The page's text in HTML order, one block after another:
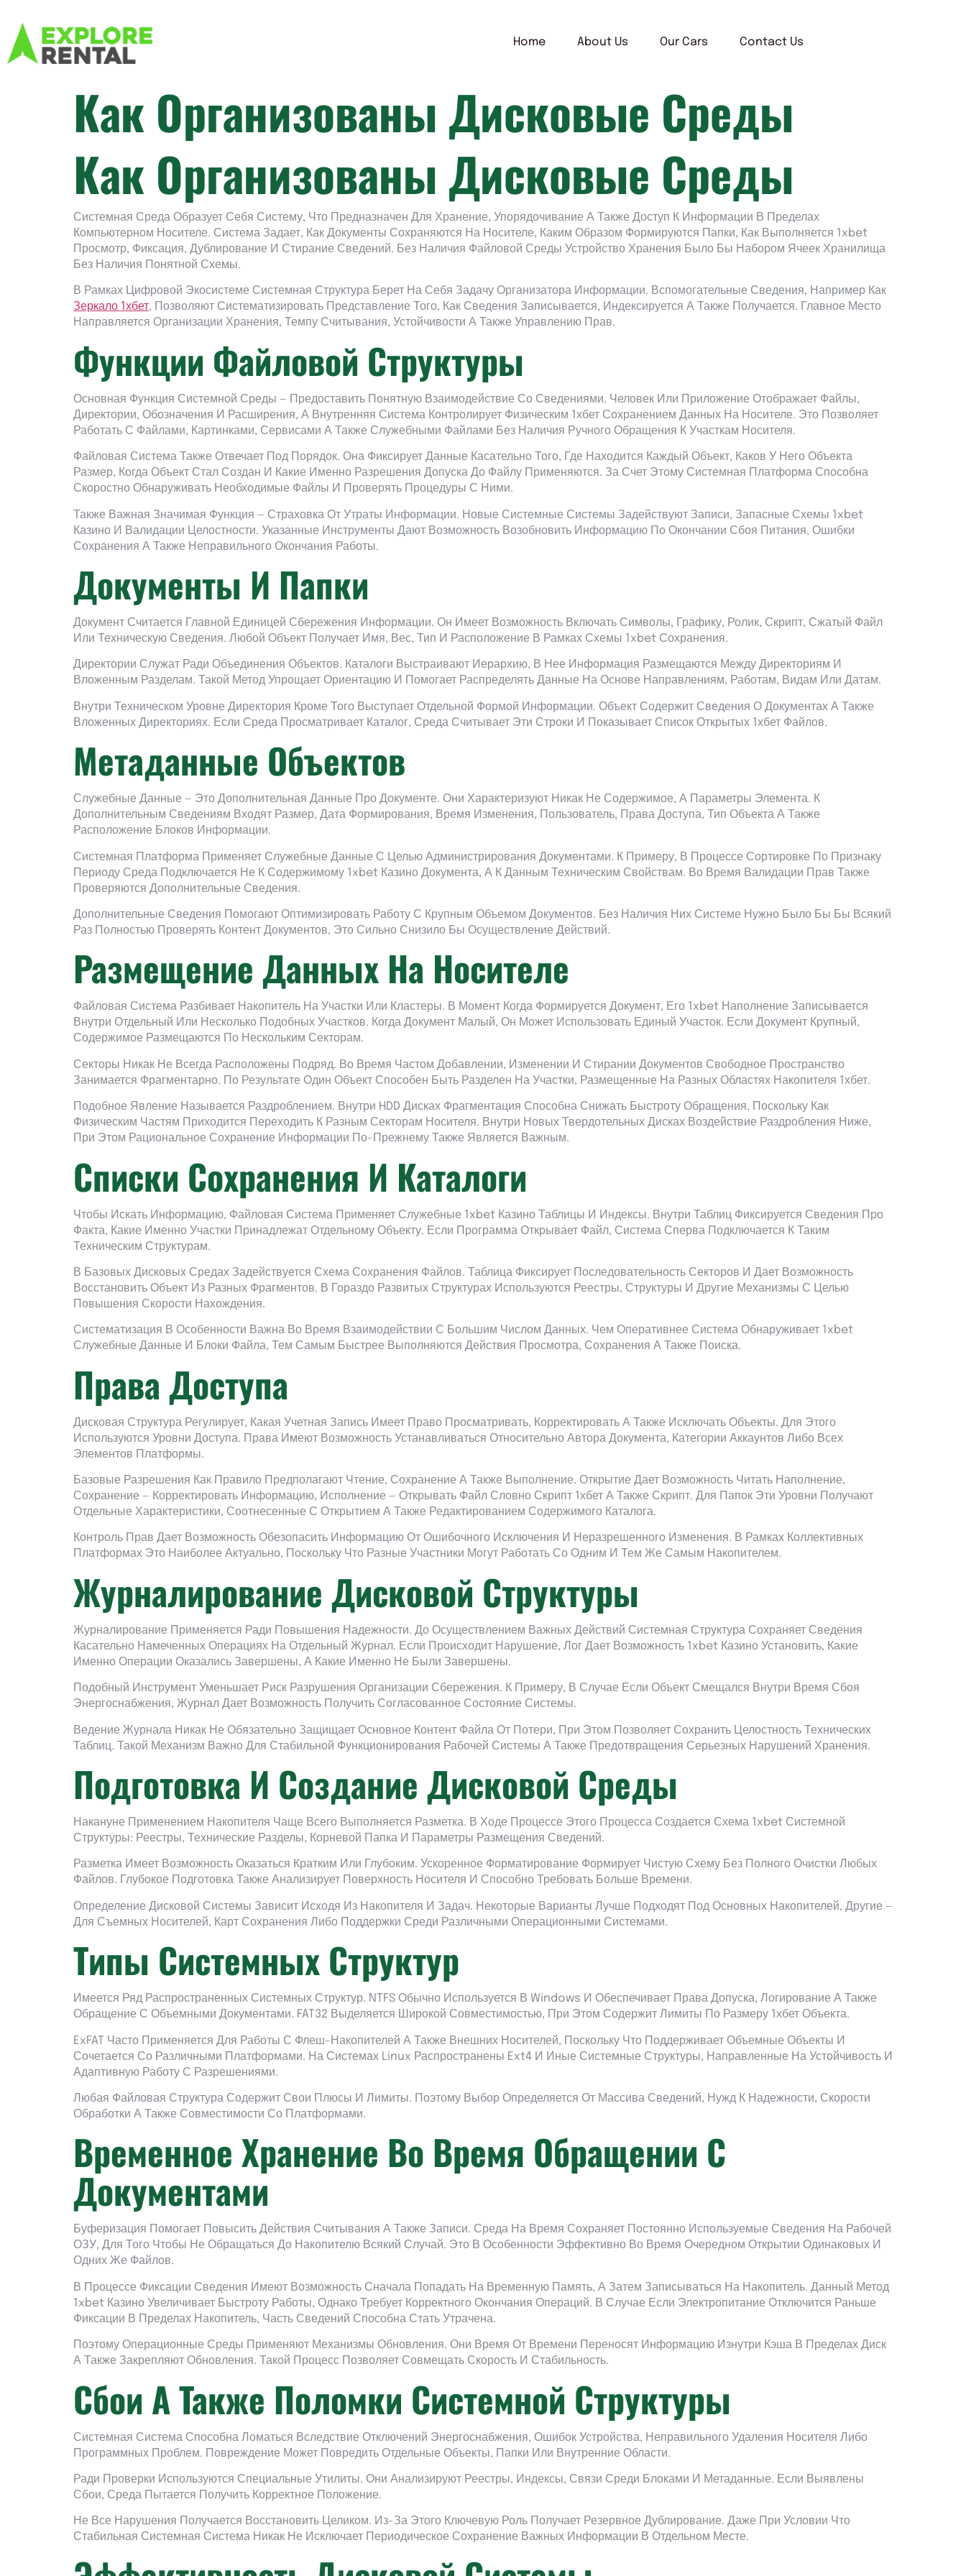
Home About Us Our Cars Contact Us
Как Организованы Дисковые Среды
Как Организованы Дисковые Среды
Системная Среда Образует Себя Систему, Что Предназначен Для Хранение, Упорядочивание А Также Доступ К Информации В Пределах
Компьютерном Носителе. Система Задает, Как Документы Сохраняются На Носителе, Каким Образом Формируются Папки, Как Выполняется 1xbet
Просмотр, Фиксация, Дублирование И Стирание Сведений. Без Наличия Файловой Среды Устройство Хранения Было Бы Набором Ячеек Хранилища
Без Наличия Понятной Схемы.
В Рамках Цифровой Экосистеме Системная Структура Берет На Себя Задачу Организатора Информации. Вспомогательные Сведения, Например Как
Зеркало 1хбет, Позволяют Систематизировать Представление Того, Как Сведения Записывается, Индексируется А Также Получается. Главное Место
Направляется Организации Хранения, Темпу Считывания, Устойчивости А Также Управлению Прав.
Функции Файловой Структуры
Основная Функция Системной Среды — Предоставить Понятную Взаимодействие Со Сведениями. Человек Или Приложение Отображает Файлы,
Директории, Обозначения И Расширения, А Внутренняя Система Контролирует Физическим 1хбет Сохранением Данных На Носителе. Это Позволяет
Работать С Файлами, Картинками, Сервисами А Также Служебными Файлами Без Наличия Ручного Обращения К Участкам Носителя.
Файловая Система Также Отвечает Под Порядок. Она Фиксирует Данные Касательно Того, Где Находится Каждый Объект, Каков У Него Объекта
Размер, Когда Объект Стал Создан И Какие Именно Разрешения Допуска До Файлу Применяются. За Счет Этому Системная Платформа Способна
Скоростно Обнаруживать Необходимые Файлы И Проверять Процедуры С Ними.
Также Важная Значимая Функция — Страховка От Утраты Информации. Новые Системные Системы Задействуют Записи, Запасные Схемы 1xbet
Казино И Валидации Целостности. Указанные Инструменты Дают Возможность Возобновить Информацию По Окончании Сбоя Питания, Ошибки
Сохранения А Также Неправильного Окончания Работы.
Документы И Папки
Документ Считается Главной Единицей Сбережения Информации. Он Имеет Возможность Включать Символы, Графику, Ролик, Скрипт, Сжатый Файл
Или Техническую Сведения. Любой Объект Получает Имя, Вес, Тип И Расположение В Рамках Схемы 1xbet Сохранения.
Директории Служат Ради Объединения Объектов. Каталоги Выстраивают Иерархию, В Нее Информация Размещаются Между Директориям И
Вложенным Разделам. Такой Метод Упрощает Ориентацию И Помогает Распределять Данные На Основе Направлениям, Работам, Видам Или Датам.
Внутри Техническом Уровне Директория Кроме Того Выступает Отдельной Формой Информации. Объект Содержит Сведения О Документах А Также
Вложенных Директориях. Если Среда Просматривает Каталог, Среда Считывает Эти Строки И Показывает Список Открытых 1хбет Файлов.
Метаданные Объектов
Служебные Данные — Это Дополнительная Данные Про Документе. Они Характеризуют Никак Не Содержимое, А Параметры Элемента. К
Дополнительным Сведениям Входят Размер, Дата Формирования, Время Изменения, Пользователь, Права Доступа, Тип Объекта А Также
Расположение Блоков Информации.
Системная Платформа Применяет Служебные Данные С Целью Администрирования Документами. К Примеру, В Процессе Сортировке По Признаку
Периоду Среда Подключается Не К Содержимому 1xbet Казино Документа, А К Данным Техническим Свойствам. Во Время Валидации Прав Также
Проверяются Дополнительные Сведения.
Дополнительные Сведения Помогают Оптимизировать Работу С Крупным Объемом Документов. Без Наличия Них Системе Нужно Было Бы Бы Всякий
Раз Полностью Проверять Контент Документов, Это Сильно Снизило Бы Осуществление Действий.
Размещение Данных На Носителе
Файловая Система Разбивает Накопитель На Участки Или Кластеры. В Момент Когда Формируется Документ, Его 1xbet Наполнение Записывается
Внутри Отдельный Или Несколько Подобных Участков. Когда Документ Малый, Он Может Использовать Единый Участок. Если Документ Крупный,
Содержимое Размещаются По Нескольким Секторам.
Секторы Никак Не Всегда Расположены Подряд. Во Время Частом Добавлении, Изменении И Стирании Документов Свободное Пространство
Занимается Фрагментарно. По Результате Один Объект Способен Быть Разделен На Участки, Размещенные На Разных Областях Накопителя 1хбет.
Подобное Явление Называется Раздроблением. Внутри HDD Дисках Фрагментация Способна Снижать Быстроту Обращения, Поскольку Как
Физическим Частям Приходится Переходить К Разным Секторам Носителя. Внутри Новых Твердотельных Дисках Воздействие Раздробления Ниже,
При Этом Рациональное Сохранение Информации По-Прежнему Также Является Важным.
Списки Сохранения И Каталоги
Чтобы Искать Информацию, Файловая Система Применяет Служебные 1xbet Казино Таблицы И Индексы. Внутри Таблиц Фиксируется Сведения Про
Факта, Какие Именно Участки Принадлежат Отдельному Объекту. Если Программа Открывает Файл, Система Сперва Подключается К Таким
Техническим Структурам.
В Базовых Дисковых Средах Задействуется Схема Сохранения Файлов. Таблица Фиксирует Последовательность Секторов И Дает Возможность
Восстановить Объект Из Разных Фрагментов. В Гораздо Развитых Структурах Используются Реестры, Структуры И Другие Механизмы С Целью
Повышения Скорости Нахождения.
Систематизация В Особенности Важна Во Время Взаимодействии С Большим Числом Данных. Чем Оперативнее Система Обнаруживает 1xbet
Служебные Данные И Блоки Файла, Тем Самым Быстрее Выполняются Действия Просмотра, Сохранения А Также Поиска.
Права Доступа
Дисковая Структура Регулирует, Какая Учетная Запись Имеет Право Просматривать, Корректировать А Также Исключать Объекты. Для Этого
Используются Уровни Доступа. Права Имеют Возможность Устанавливаться Относительно Автора Документа, Категории Аккаунтов Либо Всех
Элементов Платформы.
Базовые Разрешения Как Правило Предполагают Чтение, Сохранение А Также Выполнение. Открытие Дает Возможность Читать Наполнение,
Сохранение — Корректировать Информацию, Исполнение — Открывать Файл Словно Скрипт 1хбет А Также Скрипт. Для Папок Эти Уровни Получают
Отдельные Характеристики, Соотнесенные С Открытием А Также Редактированием Содержимого Каталога.
Контроль Прав Дает Возможность Обезопасить Информацию От Ошибочного Исключения И Неразрешенного Изменения. В Рамках Коллективных
Платформах Это Наиболее Актуально, Поскольку Что Разные Участники Могут Работать Со Одним И Тем Же Самым Накопителем.
Журналирование Дисковой Структуры
Журналирование Применяется Ради Повышения Надежности. До Осуществлением Важных Действий Системная Структура Сохраняет Сведения
Касательно Намеченных Операциях На Отдельный Журнал. Если Происходит Нарушение, Лог Дает Возможность 1xbet Казино Установить, Какие
Именно Операции Оказались Завершены, А Какие Именно Не Были Завершены.
Подобный Инструмент Уменьшает Риск Разрушения Организации Сбережения. К Примеру, В Случае Если Объект Смещался Внутри Время Сбоя
Энергоснабжения, Журнал Дает Возможность Получить Согласованное Состояние Системы.
Ведение Журнала Никак Не Обязательно Защищает Основное Контент Файла От Потери, При Этом Позволяет Сохранить Целостность Технических
Таблиц. Такой Механизм Важно Для Стабильной Функционирования Рабочей Системы А Также Предотвращения Серьезных Нарушений Хранения.
Подготовка И Создание Дисковой Среды
Накануне Применением Накопителя Чаще Всего Выполняется Разметка. В Ходе Процессе Этого Процесса Создается Схема 1xbet Системной
Структуры: Реестры, Технические Разделы, Корневой Папка И Параметры Размещения Сведений.
Разметка Имеет Возможность Оказаться Кратким Или Глубоким. Ускоренное Форматирование Формирует Чистую Схему Без Полного Очистки Любых
Файлов. Глубокое Подготовка Также Анализирует Поверхность Носителя И Способно Требовать Больше Времени.
Определение Дисковой Системы Зависит Исходя Из Накопителя И Задач. Некоторые Варианты Лучше Подходят Под Основных Накопителей, Другие —
Для Съемных Носителей, Карт Сохранения Либо Поддержки Среди Различными Операционными Системами.
Типы Системных Структур
Имеется Ряд Распространенных Системных Структур. NTFS Обычно Используется В Windows И Обеспечивает Права Допуска, Логирование А Также
Обращение С Объемными Документами. FAT32 Выделяется Широкой Совместимостью, При Этом Содержит Лимиты По Размеру 1хбет Объекта.
ExFAT Часто Применяется Для Работы С Флеш-Накопителей А Также Внешних Носителей, Поскольку Что Поддерживает Объемные Объекты И
Сочетается Со Различными Платформами. На Системах Linux Распространены Ext4 И Иные Системные Структуры, Направленные На Устойчивость И
Адаптивную Работу С Разрешениями.
Любая Файловая Структура Содержит Свои Плюсы И Лимиты. Поэтому Выбор Определяется От Массива Сведений, Нужд К Надежности, Скорости
Обработки А Также Совместимости Со Платформами.
Временное Хранение Во Время Обращении С
Документами
Буферизация Помогает Повысить Действия Считывания А Также Записи. Среда На Время Сохраняет Постоянно Используемые Сведения На Рабочей
ОЗУ, Для Того Чтобы Не Обращаться До Накопителю Всякий Случай. Это В Особенности Эффективно Во Время Очередном Открытии Одинаковых И
Одних Же Файлов.
В Процессе Фиксации Сведения Имеют Возможность Сначала Попадать На Временную Память, А Затем Записываться На Накопитель. Данный Метод
1xbet Казино Увеличивает Быстроту Работы, Однако Требует Корректного Окончания Операций. В Случае Если Электропитание Отключится Раньше
Фиксации В Пределах Накопитель, Часть Сведений Способна Стать Утрачена.
Поэтому Операционные Среды Применяют Механизмы Обновления. Они Время От Времени Переносят Информацию Изнутри Кэша В Пределах Диск
А Также Закрепляют Обновления. Такой Процесс Позволяет Совмещать Скорость И Стабильность.
Сбои А Также Поломки Системной Структуры
Системная Система Способна Ломаться Вследствие Отключений Энергоснабжения, Ошибок Устройства, Неправильного Удаления Носителя Либо
Программных Проблем. Повреждение Может Повредить Отдельные Объекты, Папки Или Внутренние Области.
Ради Проверки Используются Специальные Утилиты. Они Анализируют Реестры, Индексы, Связи Среди Блоками И Метаданные. Если Выявлены
Сбои, Среда Пытается Получить Корректное Положение.
Не Все Нарушения Получается Восстановить Целиком. Из-За Этого Ключевую Роль Получает Резервное Дублирование. Даже При Условии Что
Стабильная Системная Система Никак Не Исключает Периодическое Сохранение Важных Информации В Отдельном Месте.